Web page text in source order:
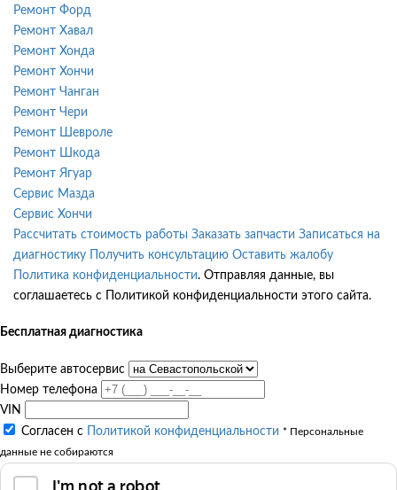
Ремонт Форд
Ремонт Хавал
Ремонт Хонда
Ремонт Хончи
Ремонт Чанган
Ремонт Чери
Ремонт Шевроле
Ремонт Шкода
Ремонт Ягуар
Сервис Мазда
Сервис Хончи
Рассчитать стоимость работы Заказать запчасти Записаться на
диагностику
Получить консультацию Оставить жалобу
Политика конфиденциальности. Отправляя данные, вы
соглашаетесь с Политикой конфиденциальности этого сайта.
Бесплатная диагностика
Выберите автосервис
Номер телефона
VIN
Согласен с
Политикой конфиденциальности * Персональные
данные не собираются